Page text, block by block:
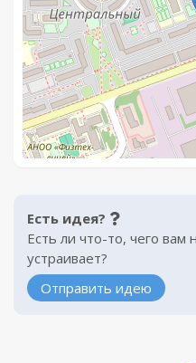
Есть идея?
Есть ли что-то, чего вам
устраивает?
Отправить идею